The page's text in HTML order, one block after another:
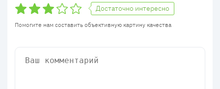
Достаточно интересно
Помогите нам составить объективную картину качества